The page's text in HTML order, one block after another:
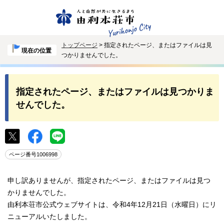
現在の位置
トップページ > 指定されたページ、またはファイルは見
つかりませんでした。
指定されたページ、またはファイルは見つかりま
せんでした。
ページ番号1006998
申し訳ありませんが、指定されたページ、またはファイルは見つ
かりませんでした。
由利本荘市公式ウェブサイトは、令和4年12月21日（水曜日）にリ
ニューアルいたしました。